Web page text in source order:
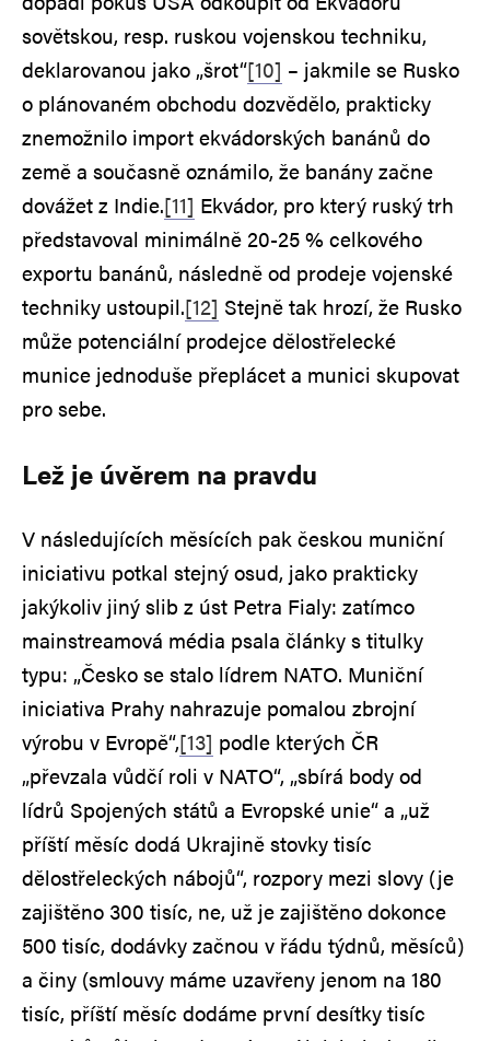
sovětskou, resp. ruskou vojenskou techniku,
deklarovanou jako „šrot“[10] – jakmile se Rusko
o plánovaném obchodu dozvědělo, prakticky
znemožnilo import ekvádorských banánů do
země a současně oznámilo, že banány začne
dovážet z Indie.[11] Ekvádor, pro který ruský trh
představoval minimálně 20-25 % celkového
exportu banánů, následně od prodeje vojenské
techniky ustoupil.[12] Stejně tak hrozí, že Rusko
může potenciální prodejce dělostřelecké
munice jednoduše přeplácet a munici skupovat
pro sebe.
Lež je úvěrem na pravdu
V následujících měsících pak českou muniční
iniciativu potkal stejný osud, jako prakticky
jakýkoliv jiný slib z úst Petra Fialy: zatímco
mainstreamová média psala články s titulky
typu: „Česko se stalo lídrem NATO. Muniční
iniciativa Prahy nahrazuje pomalou zbrojní
výrobu v Evropě“,[13] podle kterých ČR
„převzala vůdčí roli v NATO“, „sbírá body od
lídrů Spojených států a Evropské unie“ a „už
příští měsíc dodá Ukrajině stovky tisíc
dělostřeleckých nábojů“, rozpory mezi slovy (je
zajištěno 300 tisíc, ne, už je zajištěno dokonce
500 tisíc, dodávky začnou v řádu týdnů, měsíců)
a činy (smlouvy máme uzavřeny jenom na 180
tisíc, příští měsíc dodáme první desítky tisíc